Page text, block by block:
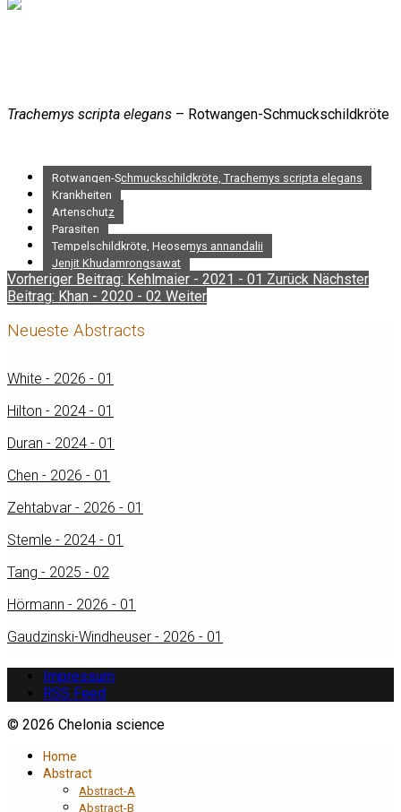
Trachemys scripta elegans – Rotwangen-Schmuckschildkröte
Rotwangen-Schmuckschildkröte, Trachemys scripta elegans
Krankheiten
Artenschutz
Parasiten
Tempelschildkröte, Heosemys annandalii
Jenjit Khudamrongsawat
Vorheriger Beitrag: Kehlmaier - 2021 - 01 Zurück Nächster
Beitrag: Khan - 2020 - 02 Weiter
Neueste Abstracts
White - 2026 - 01
Hilton - 2024 - 01
Duran - 2024 - 01
Chen - 2026 - 01
Zehtabvar - 2026 - 01
Stemle - 2024 - 01
Tang - 2025 - 02
Hörmann - 2026 - 01
Gaudzinski-Windheuser - 2026 - 01
Impressum
RSS Feed
© 2026 Chelonia science
Home
Abstract
Abstract-A
Abstract-B